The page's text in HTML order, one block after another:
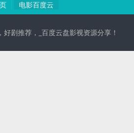
电影百度云
剧推荐，_百度云盘影视资源分享！